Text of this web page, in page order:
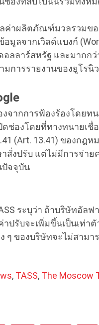
าผลิตภัณฑ์มวลรวมขอ
มูลจากเวิลด์แบงก์
ลลาร์สหรัฐ และมากก
การรายงานของยูโรนิ
จากการฟ้องร้องโดยท
ช่องโดยที่ทางทนายเชื่
(Art. 13.41) ของกฎ
สั่งปรับ แต่ไม่มีการจ่า
ปัจจุบัน
ระบุว่า ถ้าบริษัทอัล
ปรับจะเพิ่มขึ้นเป็นเท่า
ๆ ของบริษัทจะไม่สาม
, TASS, The Moscow